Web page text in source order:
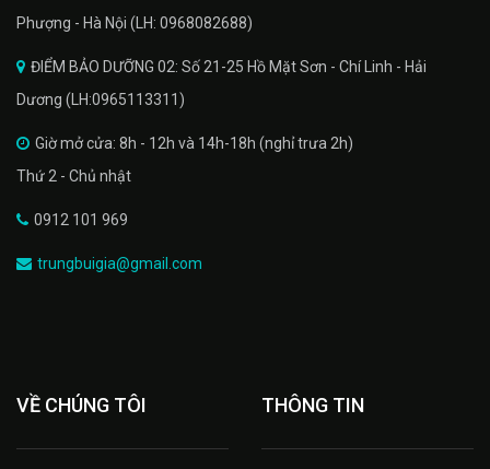
Phượng - Hà Nội (LH: 0968082688)
ĐIỂM BẢO DƯỠNG 02: Số 21-25 Hồ Mặt Sơn - Chí Linh - Hải
Dương (LH:0965113311)
Giờ mở cửa: 8h - 12h và 14h-18h (nghỉ trưa 2h)
Thứ 2 - Chủ nhật
0912 101 969
trungbuigia@gmail.com
VỀ CHÚNG TÔI THÔNG TIN